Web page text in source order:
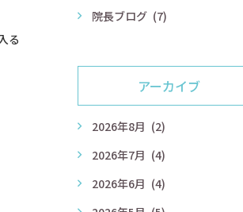
る
院長ブログ (7)
アーカイブ
2026年8月 (2)
2026年7月 (4)
2026年6月 (4)